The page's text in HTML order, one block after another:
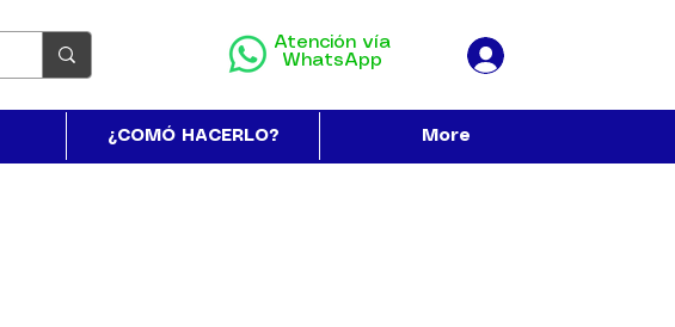
Atención vía
WhatsApp
¿COMÓ HACERLO? More